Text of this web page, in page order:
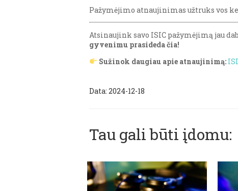
Pažymėjimo atnaujinimas užtruks vos
Atsinaujink savo ISIC pažymėjimą jau
gyvenimu prasideda čia!
Sužinok daugiau apie atnaujinimą:
Data: 2024-12-18
Tau gali būti įdomu: